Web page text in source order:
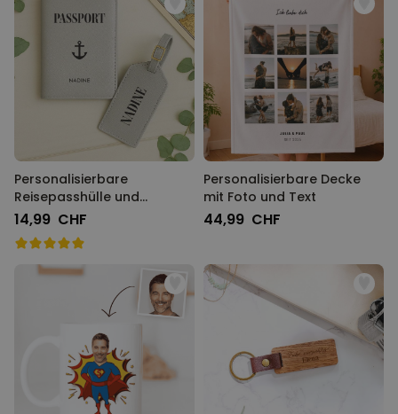
Personalisierbare
Reisepasshülle und
Koffertag mit Symbol und
Text
14,99 CHF
Personalisierbare Decke
mit Foto und Text
44,99 CHF